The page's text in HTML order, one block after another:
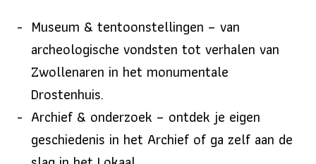
Museum & tentoonstellingen – van
archeologische vondsten tot verhalen van
Zwollenaren in het monumentale
Drostenhuis.
Archief & onderzoek – ontdek je eigen
geschiedenis in het Archief of ga zelf aan de